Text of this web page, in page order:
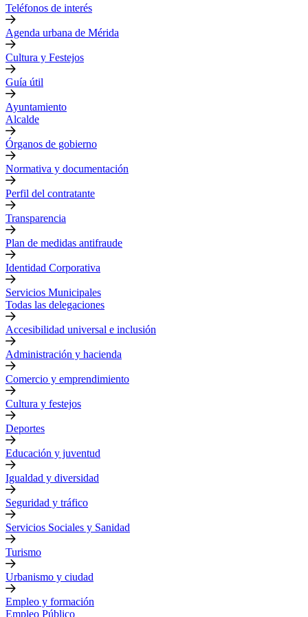
Teléfonos de interés
Agenda urbana de Mérida
Cultura y Festejos
Guía útil
Ayuntamiento
Alcalde
Órganos de gobierno
Normativa y documentación
Perfil del contratante
Transparencia
Plan de medidas antifraude
Identidad Corporativa
Servicios Municipales
Todas las delegaciones
Accesibilidad universal e inclusión
Administración y hacienda
Comercio y emprendimiento
Cultura y festejos
Deportes
Educación y juventud
Igualdad y diversidad
Seguridad y tráfico
Servicios Sociales y Sanidad
Turismo
Urbanismo y ciudad
Empleo y formación
Empleo Público